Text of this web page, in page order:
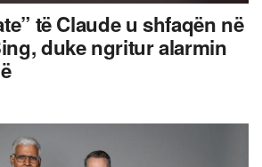
të Claude u shfaqën në
duke ngritur alarmin